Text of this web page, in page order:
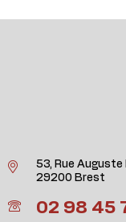
53, Rue Auguste
29200 Brest
02 98 45